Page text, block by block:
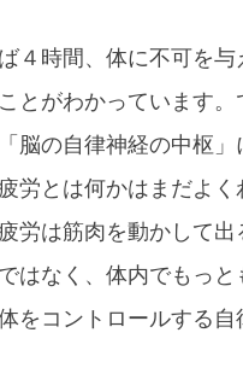
４時間、体に不可を
とがわかっています
脳の自律神経の中枢」
労とは何かはまだよく
労は筋肉を動かして
はなく、体内でもっ
をコントロールする